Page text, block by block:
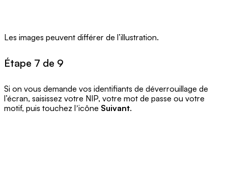
Les images peuvent différer de l’illustration.
Étape 7 de 9
Si on vous demande vos identifiants de déverrouillage de
l’écran, saisissez votre NIP, votre mot de passe ou votre
motif, puis touchez lʼicône Suivant.